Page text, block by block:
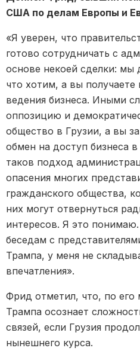
США по делам Европы и
«Я уверен, что
готово сотрудничать с
основе некоей сделки: мы
что хотим, а вы
ведения бизнеса. Иными
оппозицию и
общество в Грузии, а вы
обмен на доступ бизнеса
таков подход
опасения многих
гражданского общества,
них могут отвернуться
интересов. Я это
беседам с
Трампа, у меня не
впечатления».
Фрид отметил, что, по
Трампа осознает
связей, если Грузия
нынешнего курса.